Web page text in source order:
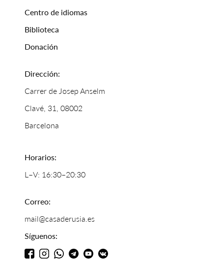
Centro de idiomas
Biblioteca
Donación
Dirección:
Carrer de Josep Anselm
Clavé, 31, 08002
Barcelona
Horarios:
L–V: 16:30–20:30
Correo:
mail@casaderusia.es
Síguenos: